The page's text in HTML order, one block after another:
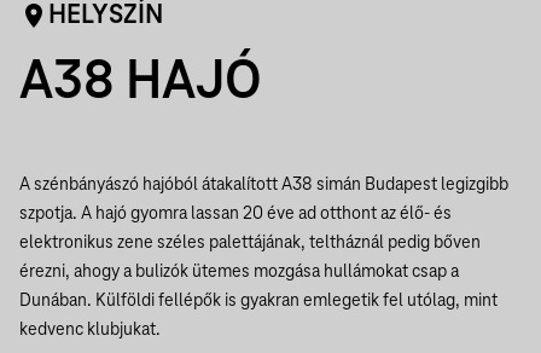
HELYSZÍN
A38 HAJÓ
A szénbányászó hajóból átakalított A38 simán Budapest legizgibb
szpotja. A hajó gyomra lassan 20 éve ad otthont az élő- és
elektronikus zene széles palettájának, teltháznál pedig bőven
érezni, ahogy a bulizók ütemes mozgása hullámokat csap a
Dunában. Külföldi fellépők is gyakran emlegetik fel utólag, mint
kedvenc klubjukat.